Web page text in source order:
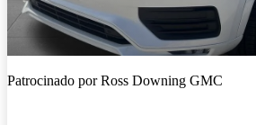
Patrocinado porRoss Downing GMC